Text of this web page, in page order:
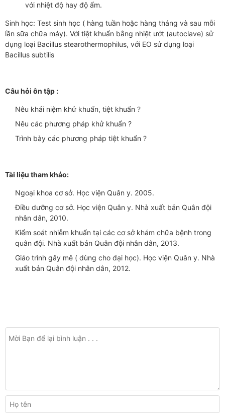
với nhiệt độ hay độ ẩm.
Sinh học: Test sinh học ( hàng tuần hoặc hàng tháng và sau mỗi
lần sữa chữa máy). Với tiệt khuẩn bằng nhiệt ướt (autoclave) sử
dụng loại Bacillus stearothermophilus, với EO sử dụng loại
Bacillus subtilis
Câu hỏi ôn tập :
Nêu khái niệm khử khuẩn, tiệt khuẩn ?
Nêu các phương pháp khử khuẩn ?
Trình bày các phương pháp tiệt khuẩn ?
Tài liệu tham khảo:
Ngoại khoa cơ sở. Học viện Quân y. 2005.
Điều dưỡng cơ sở. Học viện Quân y. Nhà xuất bản Quân đội
nhân dân, 2010.
Kiểm soát nhiễm khuẩn tại các cơ sở khám chữa bệnh trong
quân đội. Nhà xuất bản Quân đội nhân dân, 2013.
Giáo trình gây mê ( dùng cho đại học). Học viện Quân y. Nhà
xuất bản Quân đội nhân dân, 2012.